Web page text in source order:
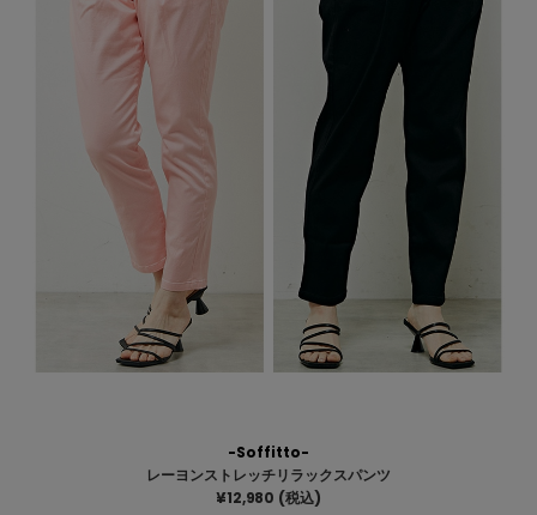
-Soffitto-
レーヨンストレッチリラックスパンツ
¥12,980 (税込)